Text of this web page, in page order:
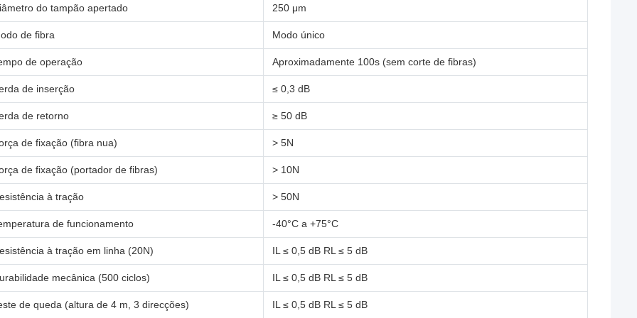
do tampão apertado 250 μm
de fibra Modo único
de operação Aproximadamente 100s (sem corte de fibras)
de inserção ≤ 0,3 dB
de retorno ≥ 50 dB
de fixação (fibra nua) > 5N
de fixação (portador de fibras) > 10N
à tração > 50N
de funcionamento -40°C a +75°C
à tração em linha (20N) IL ≤ 0,5 dB RL ≤ 5 dB
mecânica (500 ciclos) IL ≤ 0,5 dB RL ≤ 5 dB
de queda (altura de 4 m, 3 direcções) IL ≤ 0,5 dB RL ≤ 5 dB